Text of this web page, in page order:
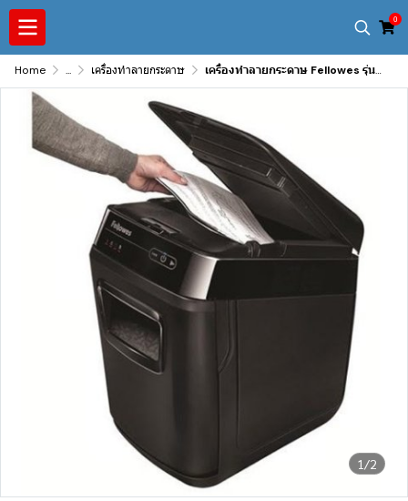
0
Home ... เครื่องทำลายกระดาษ เครื่องทำลายกระดาษ Fellowes รุ่น Automax 200C
1/2